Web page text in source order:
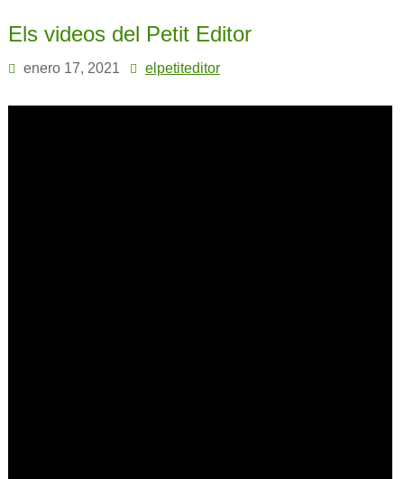
Els videos del Petit Editor
enero 17, 2021 elpetiteditor